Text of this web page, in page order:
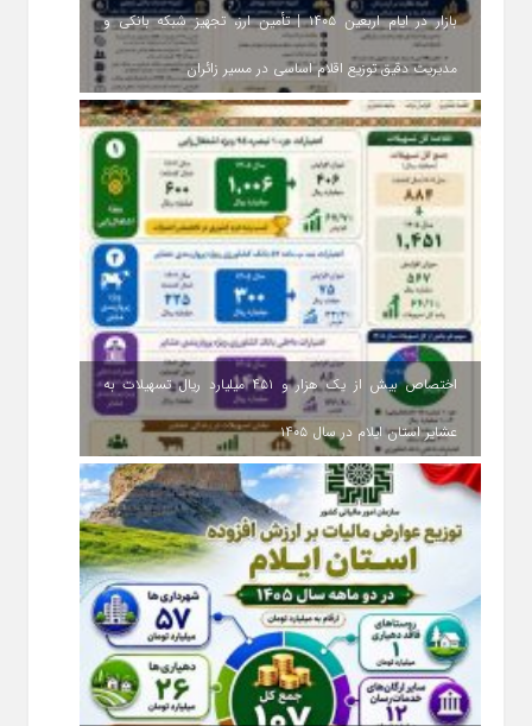
بازار در ایام اربعین ۱۴۰۵ | تأمین ارز، تجهیز شبکه بانکی و
مدیریت دقیق توزیع اقلام اساسی در مسیر زائران
اختصاص بیش از یک هزار و ۴۵۱ میلیارد ریال تسهیلات به
عشایر استان ایلام در سال ۱۴۰۵